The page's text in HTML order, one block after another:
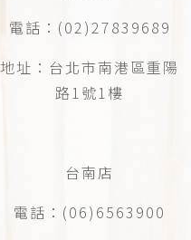
電話：(02)27839689
地址：台北市南港區重陽
路1號1樓
台南店
電話：(06)6563900